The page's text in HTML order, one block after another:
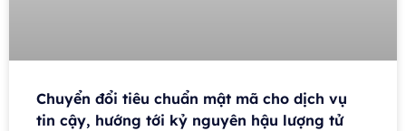
Chuyển đổi tiêu chuẩn mật mã cho dịch vụ
tin cậy, hướng tới kỷ nguyên hậu lượng tử